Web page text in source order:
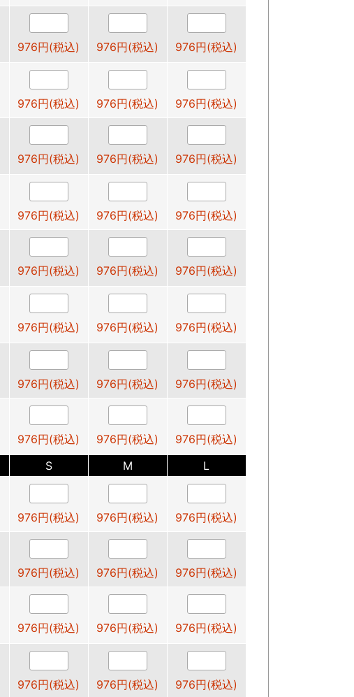
976円(税込) 976円(税込) 976円(税込)
976円(税込) 976円(税込) 976円(税込)
976円(税込) 976円(税込) 976円(税込)
976円(税込) 976円(税込) 976円(税込)
976円(税込) 976円(税込) 976円(税込)
976円(税込) 976円(税込) 976円(税込)
976円(税込) 976円(税込) 976円(税込)
976円(税込) 976円(税込)
976円(税込)
S M L
976円(税込) 976円(税込) 976円(税込)
976円(税込) 976円(税込) 976円(税込)
976円(税込) 976円(税込) 976円(税込)
976円(税込) 976円(税込) 976円(税込)